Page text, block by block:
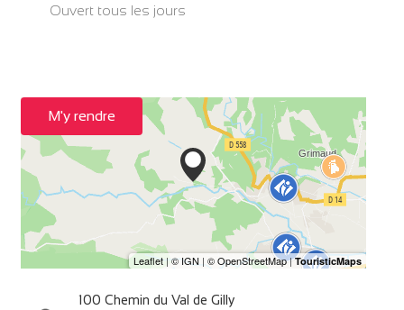
Ouvert tous les jours
M'y rendre
100 Chemin du Val de Gilly